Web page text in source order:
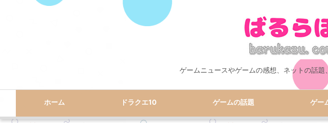
ゲームニュースやゲームの感想、ネットの話
ホーム ドラクエ10 ゲームの話題 ゲー